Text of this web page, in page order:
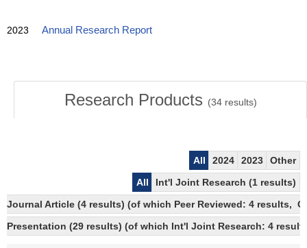
2023 Annual Research Report
Research Products (34results)
All 2024 2023
Other
All
Int'l Joint Research (1 results)
Journal Article (4 results) (of which Peer Reviewed: 4 results,
Presentation (29 results) (of which Int'l Joint Research: 4